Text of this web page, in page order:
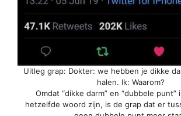
Uitleg grap: Dokter: we hebben je dikke
halen. Ik: Waarom?
Omdat “dikke darm” en “dubbele punt”
hetzelfde woord zijn, is de grap dat er